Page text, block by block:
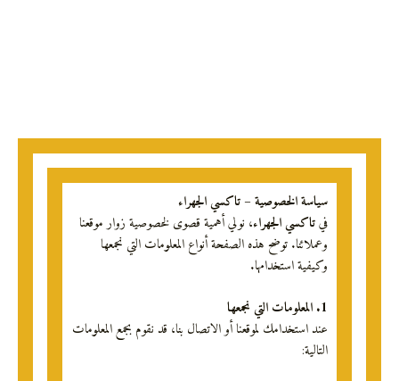
سياسة الخصوصية – تاكسي الجهراء
تاكسي الجهراء، نولي أهمية قصوى لخصوصية زوار موقعنا
وعملائنا. توضح هذه الصفحة أنواع المعلومات التي نجمعها
وكيفية استخدامها.
عند استخدامك لموقعنا أو الاتصال بنا، قد نقوم بجمع المعلومات
التالية: